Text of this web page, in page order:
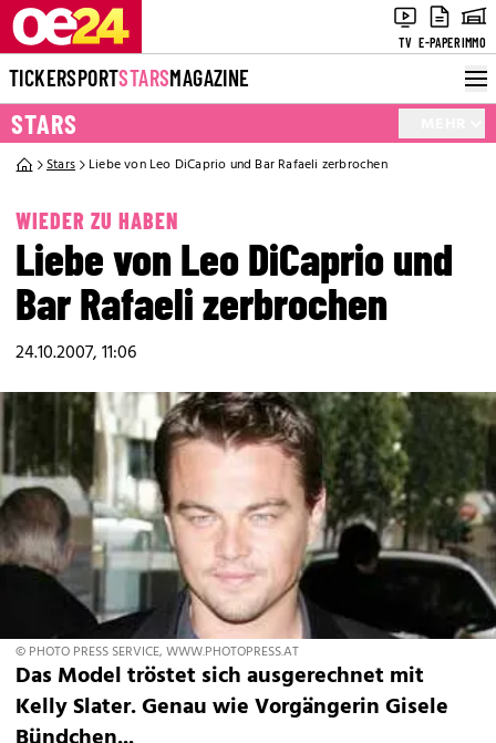
TV E-PAPERIMMO
TICKERSPORTSTARSMAGAZINE
STARS
Stars Liebe von Leo DiCaprio und Bar Rafaeli zerbrochen
WIEDER ZU HABEN
Liebe von Leo DiCaprio und
Bar Rafaeli zerbrochen
24.10.2007, 11:06
© PHOTO PRESS SERVICE, WWW.PHOTOPRESS.AT
Das Model tröstet sich ausgerechnet mit
Kelly Slater. Genau wie Vorgängerin Gisele